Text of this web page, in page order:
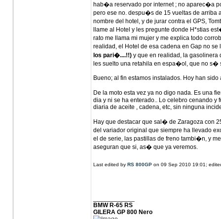
hab�a reservado por internet ; no aparec�a
pero ese no. despu�s de 15 vueltas de arriba
nombre del hotel, y de jurar contra el GPS,
llame al Hotel y les pregunte donde H*stias
rato me llama mi mujer y me explica todo
realidad, el Hotel de esa cadena en Gap no
los pari�....!!) y que en realidad, la
les suelto una retahila en espa�ol, que no
Bueno; al fin estamos instalados. Hoy han
De la moto esta vez ya no digo nada. Es una
dia y ni se ha enterado.. Lo celebro cenando y
diaria de aceite , cadena, etc, sin ninguna
Hay que destacar que sal� de Zaragoza con
del variador original que siempre ha llevado
el de serie, las pastillas de freno tambi�n, y
aseguran que si, as� que ya veremos.
Last edited by RS 800GP on 09 Sep 2010 19:01;
BMW R-65 RS
GILERA GP 800 Nero